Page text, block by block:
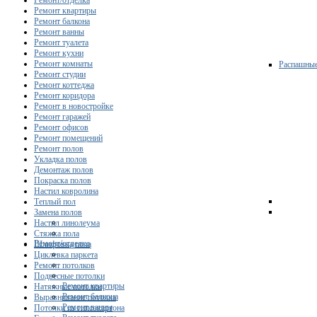
Ремонт/отделка
Ремонт квартиры
Ремонт балкона
Ремонт ванны
Ремонт квартиры
Ремонт балкона
Ремонт ванны
Ремонт туалета
Ремонт кухни
Ремонт комнаты
Ремонт студии
Ремонт коттеджа
Ремонт коридора
Ремонт в новостройке
Ремонт гаражей
Ремонт офисов
Ремонт помещений
Ремонт полов
Укладка полов
Демонтаж полов
Покраска полов
Настил ковролина
Теплый пол
Замена полов
Настил линолеума
Стяжка пола
Шлифовка пола
Циклевка паркета
Ремонт потолков
Подвесные потолки
Натяжные потолки
Выравнивание потолка
Потолки из гипсокартона